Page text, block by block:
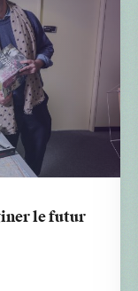
le futur